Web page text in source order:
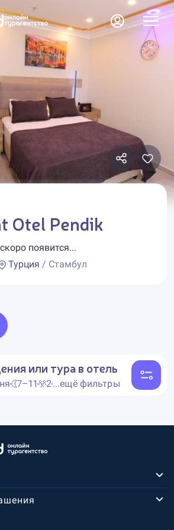
Otel Pendik
появится...
Турция / Стамбул
или тура в отель
7–11 2...ещё фильтры